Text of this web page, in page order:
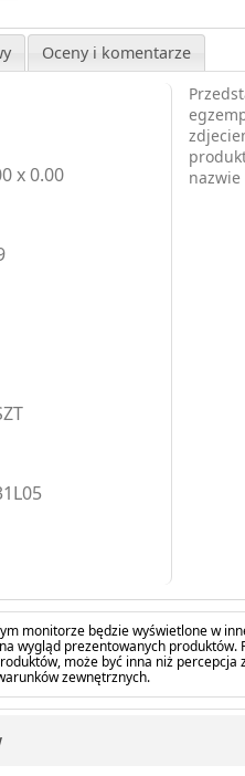
Oceny i komentarze
x 0.00
monitorze będzie wyświetlone w
wygląd prezentowanych
może być inna niż
zewnętrznych.